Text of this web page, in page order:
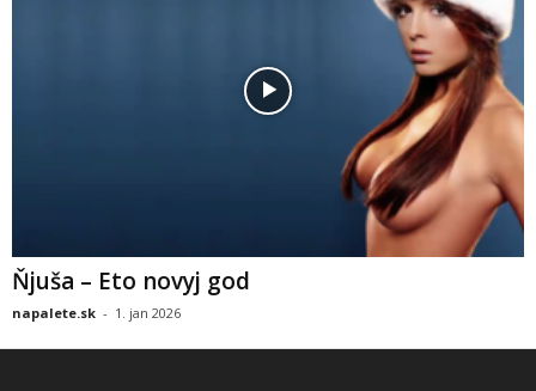
Ňjuša – Eto novyj god
napalete.sk - 1. jan 2026